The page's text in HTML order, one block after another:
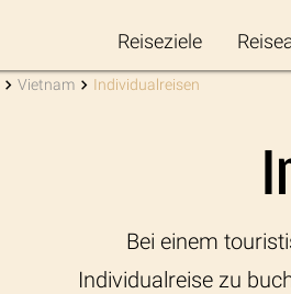
Reiseziele
Vietnam Individualreisen
Bei einem
Individualreise zu